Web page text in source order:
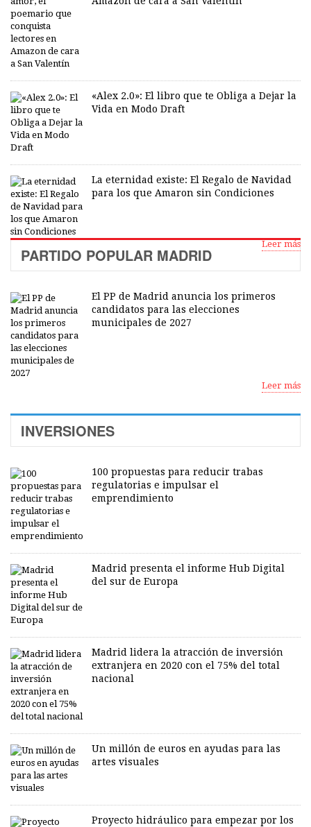
«Alex 2.0»: El libro que te Obliga a Dejar la
Vida en Modo Draft
La eternidad existe: El Regalo de Navidad
para los que Amaron sin Condiciones
Leer más
PARTIDO POPULAR MADRID
El PP de Madrid anuncia los primeros
candidatos para las elecciones
municipales de 2027
Leer más
INVERSIONES
100 propuestas para reducir trabas
regulatorias e impulsar el
emprendimiento
Madrid presenta el informe Hub Digital
del sur de Europa
Madrid lidera la atracción de inversión
extranjera en 2020 con el 75% del total
nacional
Un millón de euros en ayudas para las
artes visuales
Proyecto hidráulico para empezar por los